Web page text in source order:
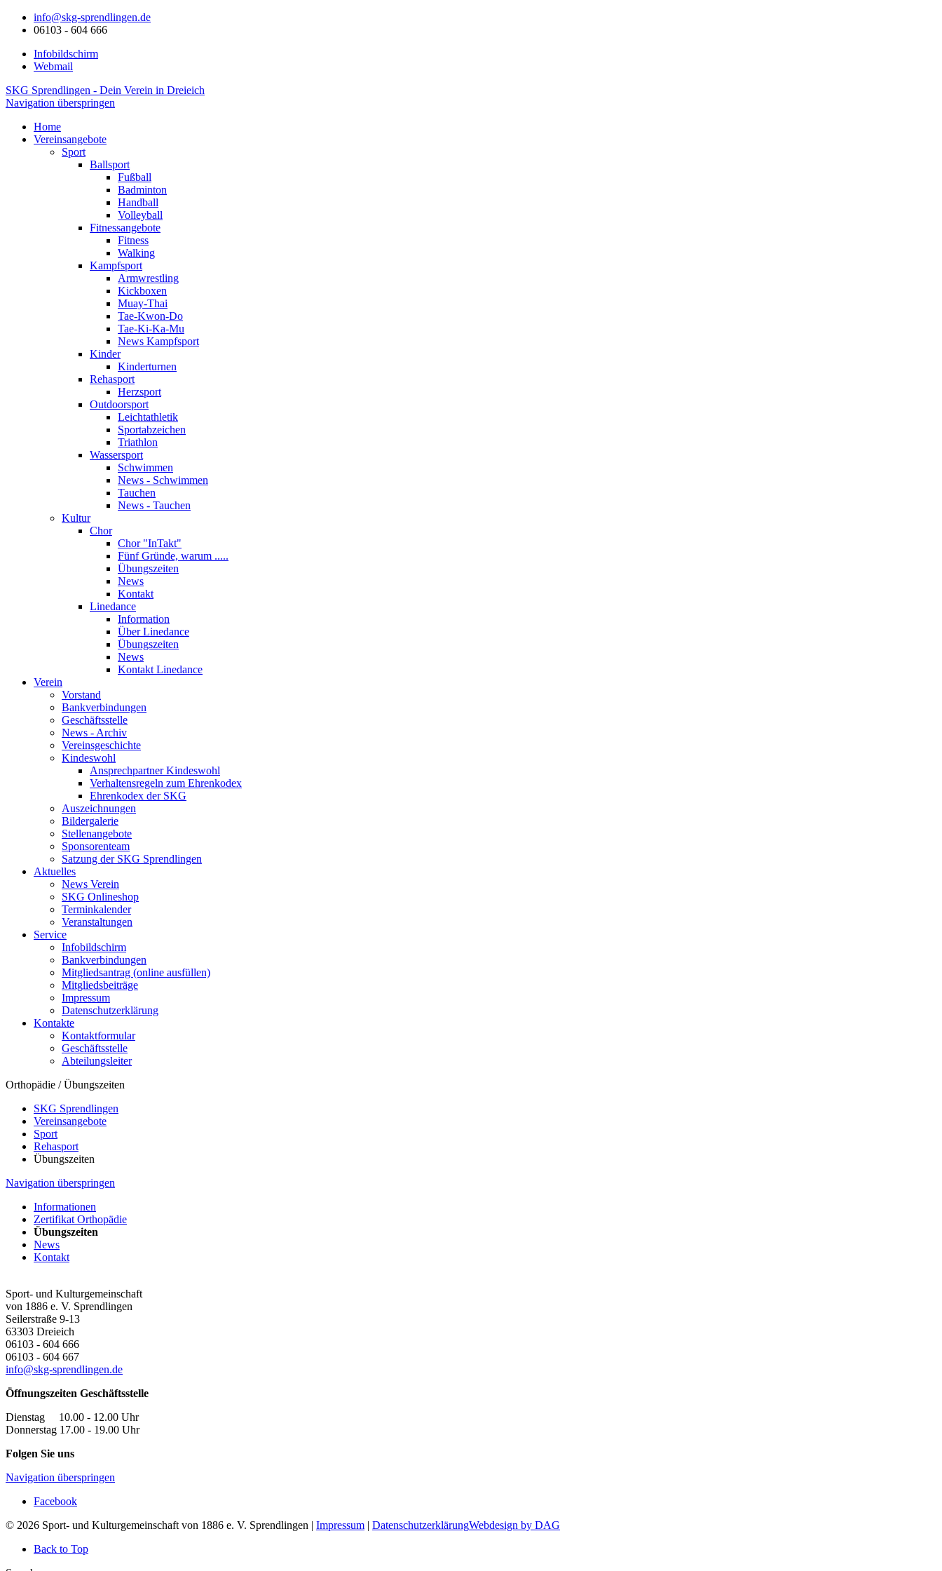
info@skg-sprendlingen.de
06103 - 604 666
Infobildschirm
Webmail
SKG Sprendlingen - Dein Verein in Dreieich
Navigation überspringen
Home
Vereinsangebote
Sport
Ballsport
Fußball
Badminton
Handball
Volleyball
Fitnessangebote
Fitness
Walking
Kampfsport
Armwrestling
Kickboxen
Muay-Thai
Tae-Kwon-Do
Tae-Ki-Ka-Mu
News Kampfsport
Kinder
Kinderturnen
Rehasport
Herzsport
Outdoorsport
Leichtathletik
Sportabzeichen
Triathlon
Wassersport
Schwimmen
News - Schwimmen
Tauchen
News - Tauchen
Kultur
Chor
Chor "InTakt"
Fünf Gründe, warum .....
Übungszeiten
News
Kontakt
Linedance
Information
Über Linedance
Übungszeiten
News
Kontakt Linedance
Verein
Vorstand
Bankverbindungen
Geschäftsstelle
News - Archiv
Vereinsgeschichte
Kindeswohl
Ansprechpartner Kindeswohl
Verhaltensregeln zum Ehrenkodex
Ehrenkodex der SKG
Auszeichnungen
Bildergalerie
Stellenangebote
Sponsorenteam
Satzung der SKG Sprendlingen
Aktuelles
News Verein
SKG Onlineshop
Terminkalender
Veranstaltungen
Service
Infobildschirm
Bankverbindungen
Mitgliedsantrag (online ausfüllen)
Mitgliedsbeiträge
Impressum
Datenschutzerklärung
Kontakte
Kontaktformular
Geschäftsstelle
Abteilungsleiter
Orthopädie / Übungszeiten
SKG Sprendlingen
Vereinsangebote
Sport
Rehasport
Übungszeiten
Navigation überspringen
Informationen
Zertifikat Orthopädie
Übungszeiten
News
Kontakt
Sport- und Kulturgemeinschaft
von 1886 e. V. Sprendlingen
Seilerstraße 9-13
63303 Dreieich
06103 - 604 666
06103 - 604 667
info@skg-sprendlingen.de
Öffnungszeiten Geschäftsstelle
Dienstag 10.00 - 12.00 Uhr
Donnerstag 17.00 - 19.00 Uhr
Folgen Sie uns
Navigation überspringen
Facebook
© 2026 Sport- und Kulturgemeinschaft von 1886 e. V. Sprendlingen | Impressum | DatenschutzerklärungWebdesign by DAG
Back to Top